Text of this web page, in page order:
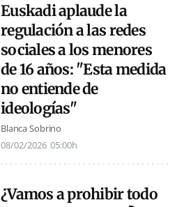
Euskadi aplaude la
regulación a las redes
sociales a los menores
de 16 años: "Esta medida
no entiende de
ideologías"
Blanca Sobrino
08/02/2026 05:00h
¿Vamos a prohibir todo